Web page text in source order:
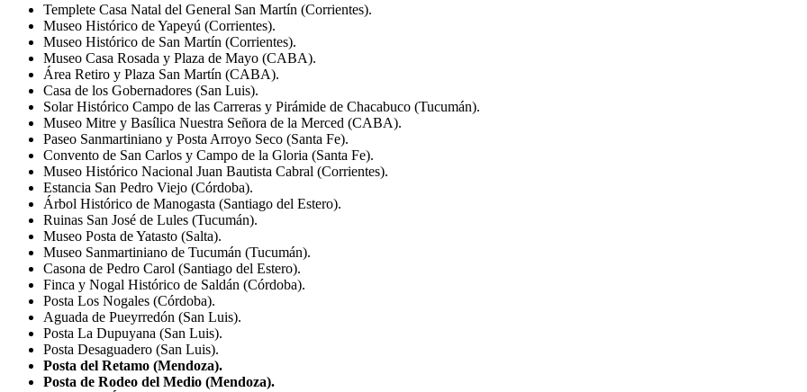
Templete Casa Natal del General San Martín (Corrientes).
Museo Histórico de Yapeyú (Corrientes).
Museo Histórico de San Martín (Corrientes).
Museo Casa Rosada y Plaza de Mayo (CABA).
Área Retiro y Plaza San Martín (CABA).
Casa de los Gobernadores (San Luis).
Solar Histórico Campo de las Carreras y Pirámide de Chacabuco (Tucumán).
Museo Mitre y Basílica Nuestra Señora de la Merced (CABA).
Paseo Sanmartiniano y Posta Arroyo Seco (Santa Fe).
Convento de San Carlos y Campo de la Gloria (Santa Fe).
Museo Histórico Nacional Juan Bautista Cabral (Corrientes).
Estancia San Pedro Viejo (Córdoba).
Árbol Histórico de Manogasta (Santiago del Estero).
Ruinas San José de Lules (Tucumán).
Museo Posta de Yatasto (Salta).
Museo Sanmartiniano de Tucumán (Tucumán).
Casona de Pedro Carol (Santiago del Estero).
Finca y Nogal Histórico de Saldán (Córdoba).
Posta Los Nogales (Córdoba).
Aguada de Pueyrredón (San Luis).
Posta La Dupuyana (San Luis).
Posta Desaguadero (San Luis).
Posta del Retamo (Mendoza).
Posta de Rodeo del Medio (Mendoza).